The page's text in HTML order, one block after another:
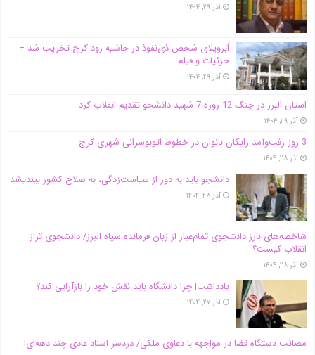
آذر ۲۹, ۱۴۰۴
اَبَر‌ویلای شخص ذی‌نفوذ در حاشیه‌ رود کرج تخریب شد +
جزئیات و فیلم
آذر ۲۹, ۱۴۰۴
استان البرز در جنگ 12 روزه 7 شهید دانشجو تقدیم انقلاب کرد
آذر ۲۹, ۱۴۰۴
3 روز رفت‌وآمد رایگان بانوان در خطوط اتوبوسرانی شهری کرج
آذر ۲۸, ۱۴۰۴
دانشجو باید به دور از سیاست‌زدگی، به صلاح کشور بیندیشد
آذر ۲۸, ۱۴۰۴
شاخصه‌های بارز دانشجوی تمام‌عیار از زبان فرمانده سپاه البرز/ دانشجوی تراز
انقلاب کیست؟
آذر ۲۸, ۱۴۰۴
یادداشت| چرا دانشگاه باید نقش خود را بازآرایی کند؟
آذر ۲۷, ۱۴۰۴
مصائب دستگاه قضا در مواجهه با دعاوی ملکی/ دردسر اسناد عادی چند‌ دهه‌ای!